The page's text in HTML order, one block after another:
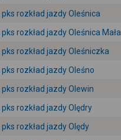
pks rozkład jazdy Oleśnica
pks rozkład jazdy Oleśnica Mała
pks rozkład jazdy Oleśniczka
pks rozkład jazdy Oleśno
pks rozkład jazdy Olewin
pks rozkład jazdy Olędry
pks rozkład jazdy Olędy